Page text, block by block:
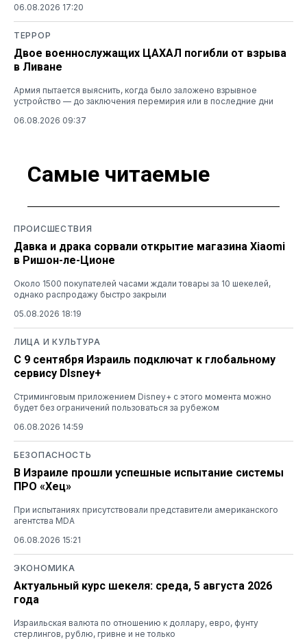
06.08.2026 17:20
ТЕРРОР
Двое военнослужащих ЦАХАЛ погибли от взрыва
в Ливане
Армия пытается выяснить, когда было заложено взрывное
устройство — до заключения перемирия или в последние дни
06.08.2026 09:37
Самые читаемые
ПРОИСШЕСТВИЯ
Давка и драка сорвали открытие магазина Xiaomi
в Ришон-ле-Ционе
Около 1500 покупателей часами ждали товары за 10 шекелей,
однако распродажу быстро закрыли
05.08.2026 18:19
ЛИЦА И КУЛЬТУРА
С 9 сентября Израиль подключат к глобальному
сервису DIsney+
Стриминговым приложением Disney+ с этого момента можно
будет без ограничений пользоваться за рубежом
06.08.2026 14:59
БЕЗОПАСНОСТЬ
В Израиле прошли успешные испытание системы
ПРО «Хец»
При испытаниях присутствовали представители американского
агентства MDA
06.08.2026 15:21
ЭКОНОМИКА
Актуальный курс шекеля: среда, 5 августа 2026
года
Израильская валюта по отношению к доллару, евро, фунту
стерлингов, рублю, гривне и не только